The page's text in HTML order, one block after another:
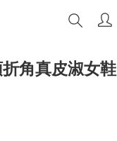
角真皮淑女鞋